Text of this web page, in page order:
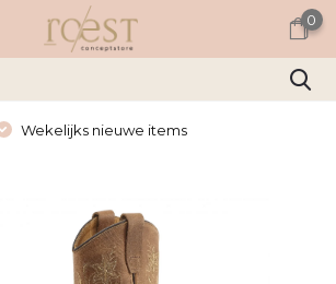
0
Wekelijks nieuwe items